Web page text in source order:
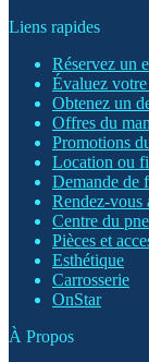
Liens rapides
Réservez un
Évaluez
Obtenez un
Offres du
Promotions
Location ou
Demande de
Rendez-vous
Centre du
Pièces et
Esthétique
Carrosserie
OnStar
À Propos